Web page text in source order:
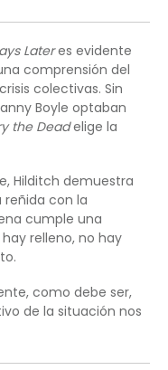
Lateres evidente
comprensión del
colectivas. Sin
Boyle optaban
the Deadelige la
Hilditch demuestra
con la
cumple una
relleno, no hay
como debe ser,
de la situación nos